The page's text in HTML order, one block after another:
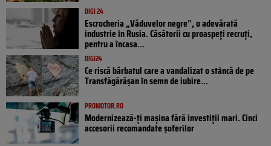
DIGI 24
Escrocheria „Văduvelor negre”, o adevărată
industrie în Rusia. Căsătorii cu proaspeți recruți,
pentru a încasa...
DIGI24
Ce riscă bărbatul care a vandalizat o stâncă de pe
Transfăgărășan în semn de iubire...
PROMOTOR.RO
Modernizează-ți mașina fără investiții mari. Cinci
accesorii recomandate șoferilor